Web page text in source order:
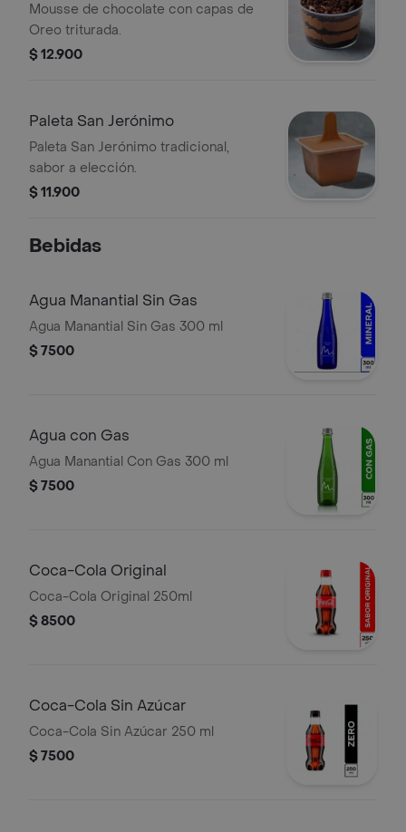
Mousse de chocolate con capas de
Oreo triturada.
$ 12.900
Paleta San Jerónimo
Paleta San Jerónimo tradicional,
sabor a elección.
$ 11.900
Bebidas
Agua Manantial Sin Gas
Agua Manantial Sin Gas 300 ml
$ 7500
Agua con Gas
Agua Manantial Con Gas 300 ml
$ 7500
Coca-Cola Original
Coca-Cola Original 250ml
$ 8500
Coca-Cola Sin Azúcar
Coca-Cola Sin Azúcar 250 ml
$ 7500